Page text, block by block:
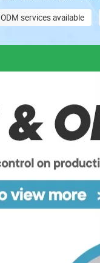
ODM services available